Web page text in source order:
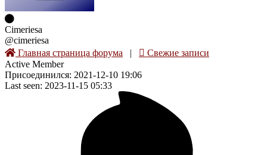
Cimeriesa
@cimeriesa
Главная страница форума |
Свежие записи
Active Member
Присоединился: 2021-12-10 19:06
Last seen: 2023-11-15 05:33